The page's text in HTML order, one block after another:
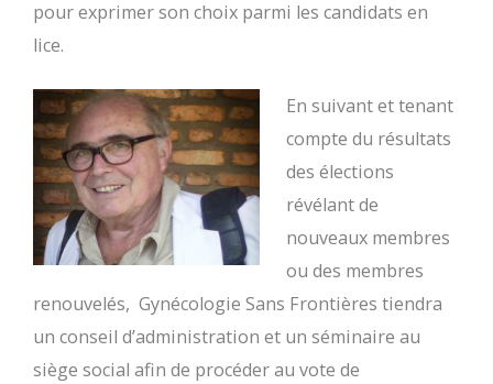
pour exprimer son choix parmi les candidats en
lice.
En suivant et tenant
compte du résultats
des élections
révélant de
nouveaux membres
ou des membres
renouvelés, Gynécologie Sans Frontières tiendra
un conseil d’administration et un séminaire au
siège social afin de procéder au vote de